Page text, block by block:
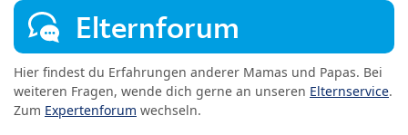
Elternforum
Hier findest du Erfahrungen anderer Mamas und Papas. Bei
weiteren Fragen, wende dich gerne an unseren Elternservice.
Zum Expertenforum wechseln.